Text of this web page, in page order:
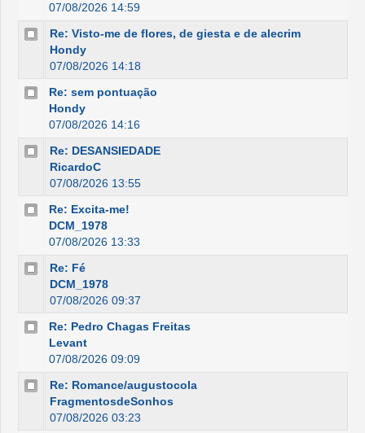
07/08/2026 14:59
Re: Visto-me de flores, de giesta e de alecrim
Hondy
07/08/2026 14:18
Re: sem pontuação
Hondy
07/08/2026 14:16
Re: DESANSIEDADE
RicardoC
07/08/2026 13:55
Re: Excita-me!
DCM_1978
07/08/2026 13:33
Re: Fé
DCM_1978
07/08/2026 09:37
Re: Pedro Chagas Freitas
Levant
07/08/2026 09:09
Re: Romance/augustocola
FragmentosdeSonhos
07/08/2026 03:23